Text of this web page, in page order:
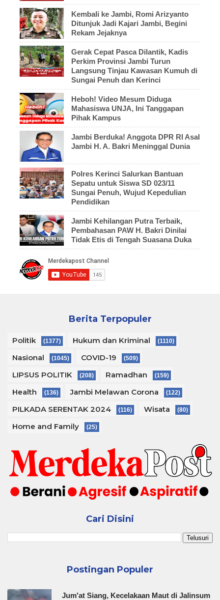
Kembali ke Jambi, Romi Arizyanto
Ditunjuk Jadi Kajari Jambi, Begini
Rekam Jejaknya
Gerak Cepat Pasca Dilantik, Kadis
Perkim Provinsi Jambi Turun
Langsung Tinjau Kawasan Kumuh di
Sungai Penuh dan Kerinci
Heboh! Video Mesum Diduga
Mahasiswa UNJA, Ini Tanggapan
Pihak Kampus
Jambi Berduka! Anggota DPR RI Asal
Jambi H. A. Bakri Meninggal Dunia
Polres Kerinci Salurkan Bantuan
Sepatu untuk Siswa SD 023/11
Sungai Penuh, Wujud Kepedulian
Pendidikan
Jambi Kehilangan Putra Terbaik,
Pembahasan PAW H. Bakri Dinilai
Tidak Etis di Tengah Suasana Duka
Berita Terpopuler
Politik (1377) Hukum dan Kriminal (1110)
Nasional (1045) COVID-19 (509)
LIPSUS POLITIK (208) Ramadhan (159)
Health (136) Jambi Melawan Corona (122)
PILKADA SERENTAK 2024 (116) Wisata (80)
Home and Family (25)
Cari Disini
Postingan Populer
Jum'at Siang, Kecelakaan Maut di Jalinsum